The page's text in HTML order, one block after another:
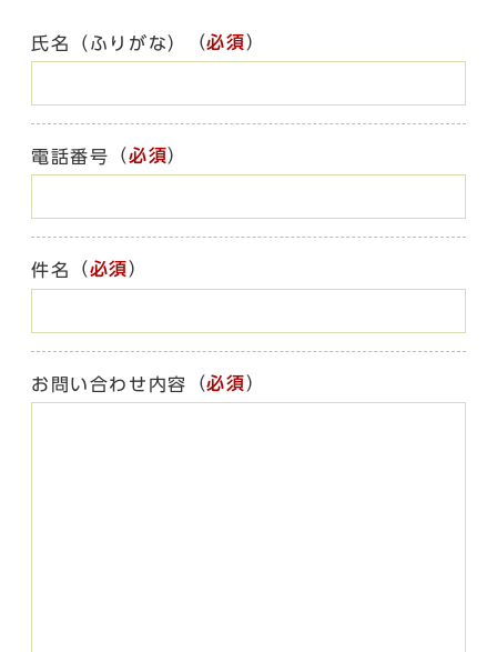
氏名（ふりがな） （必須）
電話番号 （必須）
件名 （必須）
お問い合わせ内容 （必須）